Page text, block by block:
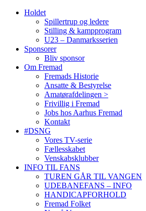
Holdet
Spillertrup og ledere
Stilling & kampprogram
U23 – Danmarksserien
Sponsorer
Bliv sponsor
Om Fremad
Fremads Historie
Ansatte & Bestyrelse
Amatørafdelingen >
Frivillig i Fremad
Jobs hos Aarhus Fremad
Kontakt
#DSNG
Vores TV-serie
Fællesskabet
Venskabsklubber
INFO TIL FANS
TUREN GÅR TIL VANGEN
UDEBANEFANS – INFO
HANDICAPFORHOLD
Fremad Folket